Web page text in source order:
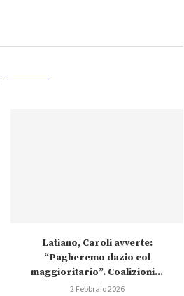
Latiano, Caroli avverte:
“Pagheremo dazio col
maggioritario”. Coalizioni...
2 Febbraio 2026